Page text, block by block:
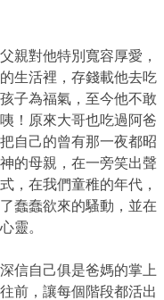
親對他特別寬容厚愛，
生活裡，存錢載他去吃
子為福氣，至今他不敢
！原來大哥也吃過阿爸
自己的曾有那一夜都昭
的母親，在一旁笑出聲
，在我們童稚的年代，
蠢蠢欲來的騷動，並在
靈。
信自己俱是爸媽的掌上
前，讓每個階段都活出